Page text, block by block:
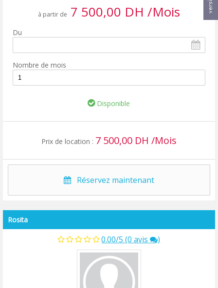
à partir de 7 500,00 DH /Mois
Du
Nombre de mois
Disponible
Prix de location : 7 500,00 DH /Mois
Réservez maintenant
Rosita
0.00/5 (0 avis )